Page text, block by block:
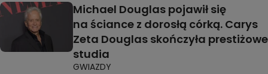
Michael Douglas pojawił się
na ściance z dorosłą córką. Carys
Zeta Douglas skończyła prestiżowe
studia
GWIAZDY